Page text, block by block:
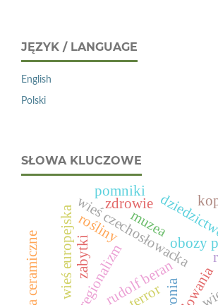
JĘZYK / LANGUAGE
English
Polski
SŁOWA KLUCZOWE
wieś czechosłowacka
terror
rudolf beran
obozy
wieś europejskaregionalizm
pomniki
muzea
zdrowie
rośliny
zabytki
ironia